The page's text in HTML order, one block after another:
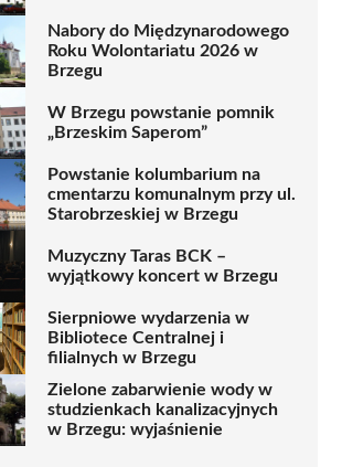
Nabory do Międzynarodowego
Roku Wolontariatu 2026 w
Brzegu
W Brzegu powstanie pomnik
„Brzeskim Saperom”
Powstanie kolumbarium na
cmentarzu komunalnym przy ul.
Starobrzeskiej w Brzegu
Muzyczny Taras BCK –
wyjątkowy koncert w Brzegu
Sierpniowe wydarzenia w
Bibliotece Centralnej i
filialnych w Brzegu
Zielone zabarwienie wody w
studzienkach kanalizacyjnych
w Brzegu: wyjaśnienie